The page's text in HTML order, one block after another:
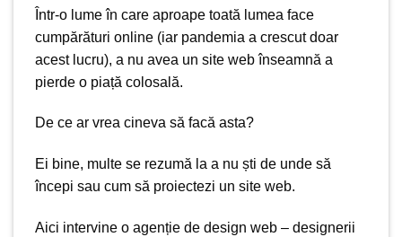
Într-o lume în care aproape toată lumea face
cumpărături online (iar pandemia a crescut doar
acest lucru), a nu avea un site webînseamnă a
pierde o piață colosală.
De ce ar vrea cineva să facă asta?
Ei bine, multe se rezumă la a nu ști de unde să
începi sau cum să proiectezi un site web.
Aici intervine o agenție de design web – designerii